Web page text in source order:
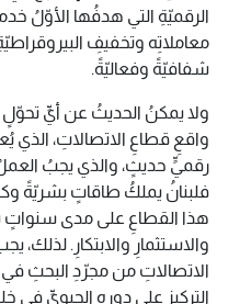
الرقميّةِ التي هدفُها الأوّلُ
معاملاتِه وتخفيفِ
شفافيّةً وفعاليّةً.
ولا يمكنُ الحديثُ عن أيِّ
واقعِ قطاعِ الاتصالاتِ، الذي
رقميٍّ حديثٍ، والذي يجبُ العملُ
فلبنانُ يملكُ طاقاتٍ بشريّةً
هذا القطاعِ على مدى سنواتٍ
والاستثمارِ والابتكارِ.
الاتصالاتِ من مجرّدِ البحثِ في
التركيزِ على دورِه الحيويِّ